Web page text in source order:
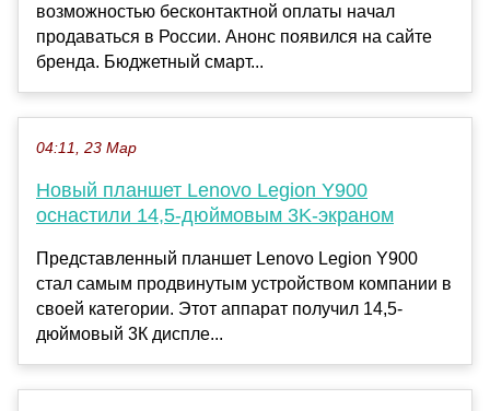
возможностью бесконтактной оплаты начал
продаваться в России. Анонс появился на сайте
бренда. Бюджетный смарт...
04:11, 23 Мар
Новый планшет Lenovo Legion Y900
оснастили 14,5-дюймовым 3K-экраном
Представленный планшет Lenovo Legion Y900
стал самым продвинутым устройством компании в
своей категории. Этот аппарат получил 14,5-
дюймовый 3К диспле...